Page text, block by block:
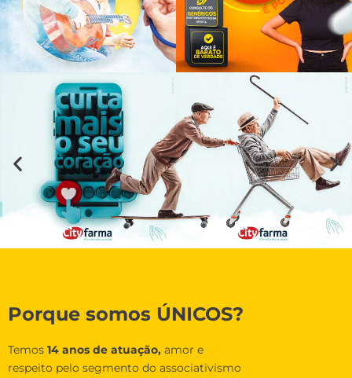
Porque somos ÚNICOS?
Temos 14 anos de atuação, amor e
respeito pelo segmento do associativismo